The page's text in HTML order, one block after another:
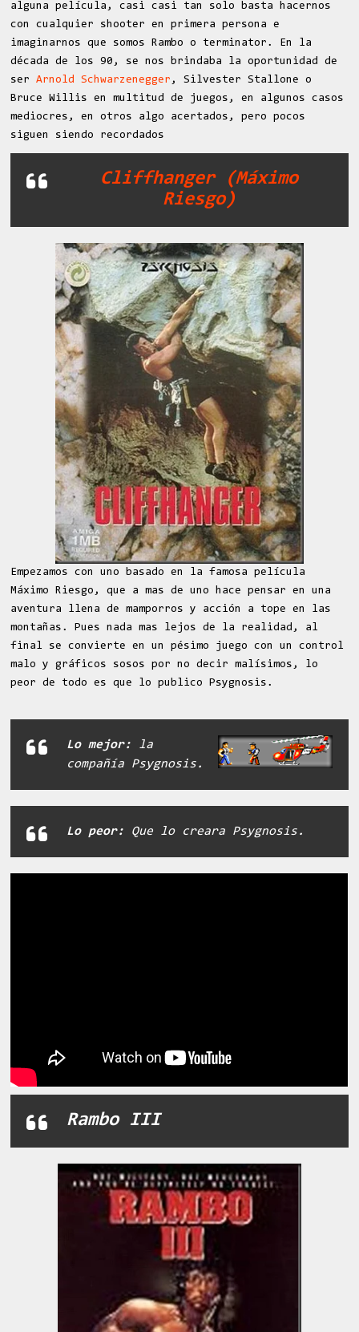
alguna película, casi casi tan solo basta hacernos
con cualquier shooter en primera persona e
imaginarnos que somos Rambo o terminator. En la
década de los 90, se nos brindaba la oportunidad de
serArnold Schwarzenegger , Silvester Stallone o
Bruce Willis en multitud de juegos, en algunos casos
mediocres, en otros algo acertados, pero pocos
siguen siendo recordados
Cliffhanger (Máximo
Riesgo)
Empezamos con uno basado en la famosa película
Máximo Riesgo, que a mas de uno hace pensar en una
aventura llena de mamporros y acción a tope en las
montañas. Pues nada mas lejos de la realidad, al
final se convierte en un pésimo juego con un control
malo y gráficos sosos por no decir malísimos, lo
peor de todo es que lo publico Psygnosis.
Lo mejor: la
compañía Psygnosis.
Lo peor: Que lo creara Psygnosis.
Rambo III